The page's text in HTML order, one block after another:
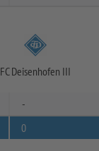
FC Deisenhofen III
-
0